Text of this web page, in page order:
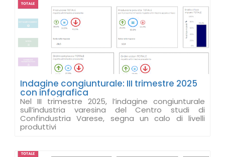
Indagine congiunturale: III trimestre 2025
con infografica
Nel III trimestre 2025, l’indagine congiunturale
sull’industria varesina del Centro studi di
Confindustria Varese, segna un calo di livelli
produttivi